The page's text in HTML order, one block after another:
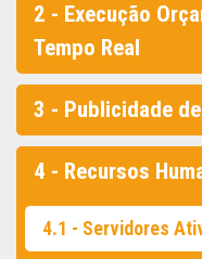
2 - Execução
Tempo Real
3 - Publicidade
4 - Recursos
4.1 - Servidores